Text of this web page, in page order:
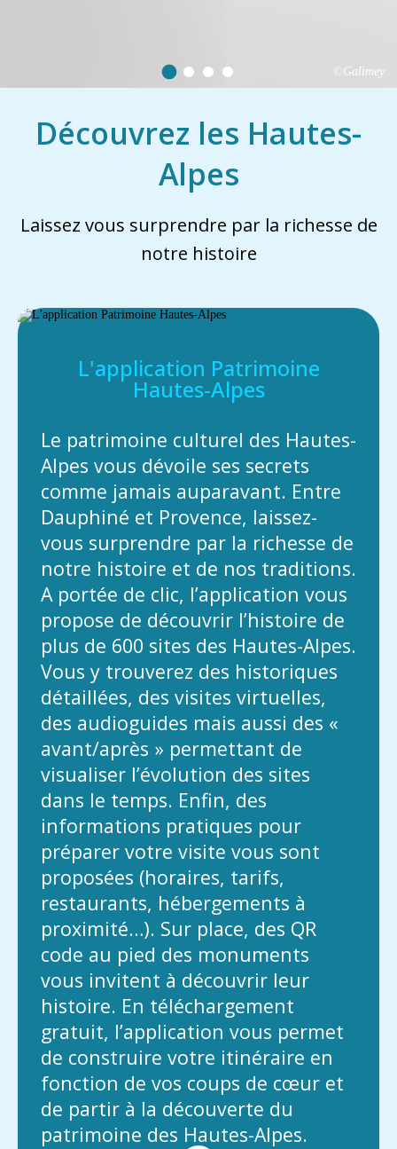
©Galimey
Découvrez les Hautes-
Alpes
Laissez vous surprendre par la richesse de
notre histoire
L'application Patrimoine
Hautes-Alpes
Le patrimoine culturel des Hautes-
Alpes vous dévoile ses secrets
comme jamais auparavant. Entre
Dauphiné et Provence, laissez-
vous surprendre par la richesse de
notre histoire et de nos traditions.
A portée de clic, l’application vous
propose de découvrir l’histoire de
plus de 600 sites des Hautes-Alpes.
Vous y trouverez des historiques
détaillées, des visites virtuelles,
des audioguides mais aussi des «
avant/après » permettant de
visualiser l’évolution des sites
dans le temps. Enfin, des
informations pratiques pour
préparer votre visite vous sont
proposées (horaires, tarifs,
restaurants, hébergements à
proximité…). Sur place, des QR
code au pied des monuments
vous invitent à découvrir leur
histoire. En téléchargement
gratuit, l’application vous permet
de construire votre itinéraire en
fonction de vos coups de cœur et
de partir à la découverte du
patrimoine des Hautes-Alpes.